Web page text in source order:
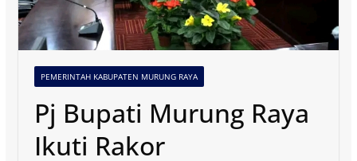
PEMERINTAH KABUPATEN MURUNG RAYA
Pj Bupati Murung Raya
Ikuti Rakor